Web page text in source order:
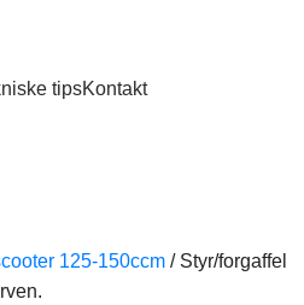
tipsKontakt
125-150ccm /Styr/forgaffel